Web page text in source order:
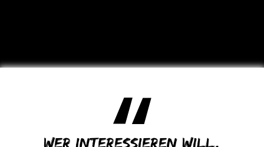
Wer interessieren will,